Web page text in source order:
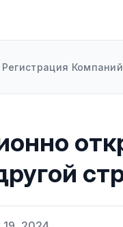
Регистрация Компаний